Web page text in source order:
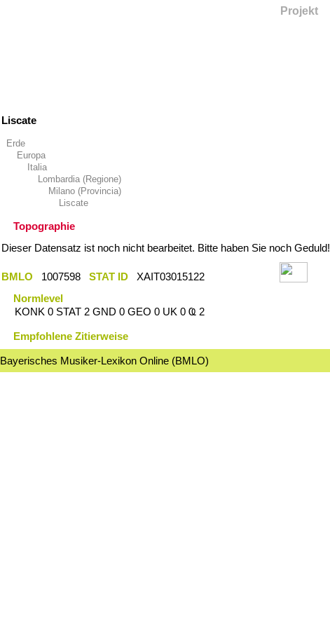
Liscate
Erde
Europa
Italia
Lombardia (Regione)
Milano (Provincia)
Liscate
Topographie
Dieser Datensatz ist noch nicht bearbeitet. Bitte haben Sie noch Geduld!
BMLO 1007598 STAT ID
XAIT03015122
Normlevel
KONK 0 STAT 2 GND 0 GEO 0 UK 0 Ҩ 2
Empfohlene Zitierweise
Bayerisches Musiker-Lexikon Online (BMLO)
Projekt